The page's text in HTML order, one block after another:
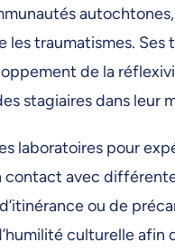
traumatismes.
de la
stagiaires dans
laboratoires pour
avec
ou de
culturelle